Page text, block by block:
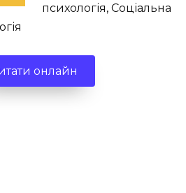
психологія, Соціальна
онлайн